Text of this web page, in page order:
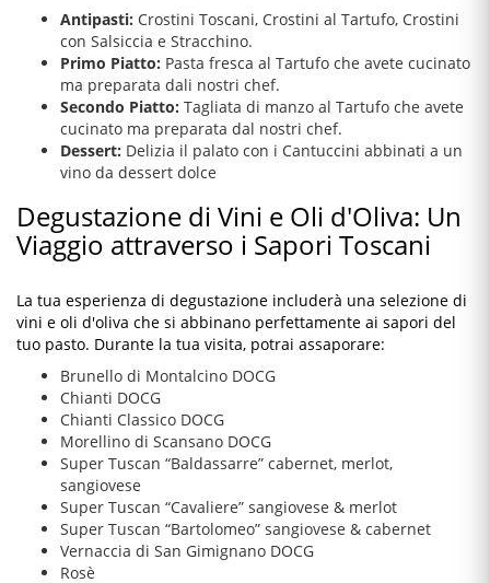
Antipasti: Crostini Toscani, Crostini al Tartufo, Crostini
con Salsiccia e Stracchino.
Primo Piatto: Pasta fresca al Tartufo che avete cucinato
ma preparata dali nostri chef.
Secondo Piatto: Tagliata di manzo al Tartufo che avete
cucinato ma preparata dal nostri chef.
Dessert: Delizia il palato con i Cantuccini abbinati a un
vino da dessert dolce
Degustazione di Vini e Oli d'Oliva: Un
Viaggio attraverso i Sapori Toscani
La tua esperienza di degustazione includerà una selezione di
vini e oli d'oliva che si abbinano perfettamente ai sapori del
tuo pasto. Durante la tua visita, potrai assaporare:
Brunello di Montalcino DOCG
Chianti DOCG
Chianti Classico DOCG
Morellino di Scansano DOCG
Super Tuscan “Baldassarre” cabernet, merlot,
sangiovese
Super Tuscan “Cavaliere” sangiovese & merlot
Super Tuscan “Bartolomeo” sangiovese & cabernet
Vernaccia di San Gimignano DOCG
Rosè